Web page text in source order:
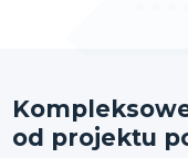
od projektu